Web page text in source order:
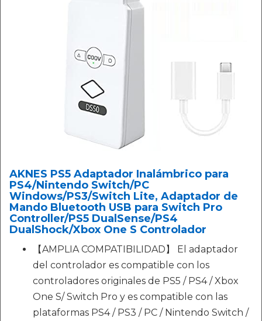
AKNES PS5 Adaptador Inalámbrico para
PS4/Nintendo Switch/PC
Windows/PS3/Switch Lite, Adaptador de
Mando Bluetooth USB para Switch Pro
Controller/PS5 DualSense/PS4
DualShock/Xbox One S Controlador
【AMPLIA COMPATIBILIDAD】 El adaptador
del controlador es compatible con los
controladores originales de PS5 / PS4 / Xbox
One S/ Switch Pro y es compatible con las
plataformas PS4 / PS3 / PC / Nintendo Switch /